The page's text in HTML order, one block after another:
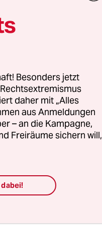
Besonders jetzt
daher mit „Alles
aus Anmeldungen
– an die Kampagne,
Freiräume sichern will,